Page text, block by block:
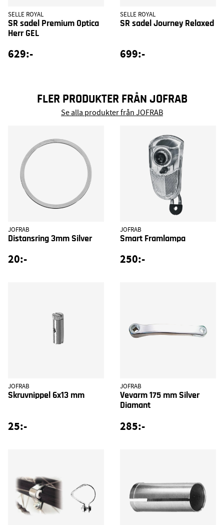
SELLE ROYAL
SR sadel Premium Optica
Herr GEL
629:-
SELLE ROYAL
SR sadel Journey Relaxed
699:-
FLER PRODUKTER FRÅN JOFRAB
Se alla produkter från JOFRAB
JOFRAB
Distansring 3mm Silver
20:-
JOFRAB
Smart Framlampa
250:-
JOFRAB
Skruvnippel 6x13 mm
25:-
JOFRAB
Vevarm 175 mm Silver
Diamant
285:-